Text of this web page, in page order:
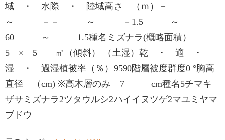
域 ・ 水際 ・ 陸域高さ （ｍ）－
～ －－ ～ －1.5 ～
60 ～ 1.5種名ミズナラ(概略面積）
5 × 5 ㎡（傾斜） （土湿）乾 ・ 適 ・
湿 ・ 過湿植被率（％）9590階層被度群度0 °胸高
直径 （cm) ※高木層のみ 7 cm種名5チマキ
ザサミズナラ2ツタウルシ2ハイイヌツゲ2マユミヤマ
ブドウ